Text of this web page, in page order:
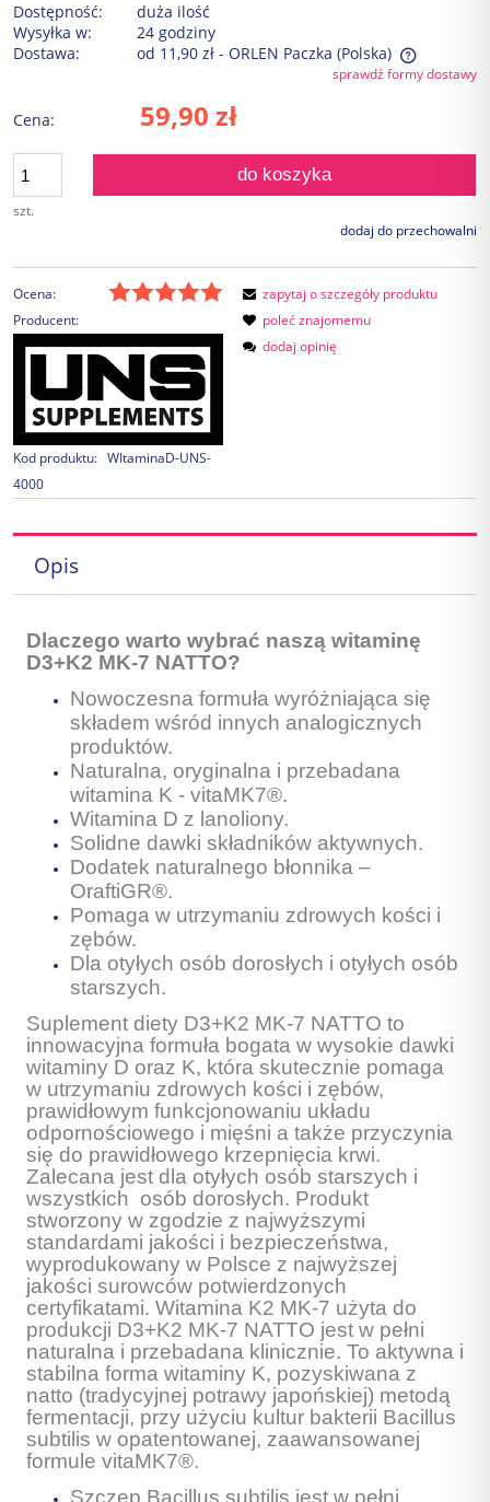
Dostępność:
duża ilość
Wysyłka w:
24 godziny
Dostawa:
od 11,90 zł - ORLEN Paczka (Polska)
Cena nie zawiera ewentualnych kosztów płatnościsprawdź formy dostawy
Cena: 59,90 zł
szt.
do koszyka
dodaj do przechowalni
Ocena:
Producent:
Kod produktu: WItaminaD-UNS-
4000
zapytaj o szczegóły produktu
poleć znajomemu
dodaj opinię
Opis
Dlaczego warto wybrać naszą witaminę
D3+K2 MK-7 NATTO?
Nowoczesna formuła wyróżniająca się
składem wśród innych analogicznych
produktów.
Naturalna, oryginalna i przebadana
witamina K - vitaMK7®.
Witamina D z lanoliony.
Solidne dawki składników aktywnych.
Dodatek naturalnego błonnika –
OraftiGR®.
Pomaga w utrzymaniu zdrowych kości i
zębów.
Dla otyłych osób dorosłych i otyłych osób
starszych.
Suplement diety D3+K2 MK-7 NATTO to
innowacyjna formuła bogata w wysokie dawki
witaminy D oraz K, która skutecznie pomaga
w utrzymaniu zdrowych kości i zębów,
prawidłowym funkcjonowaniu układu
odpornościowego i mięśni a także przyczynia
się do prawidłowego krzepnięcia krwi.
Zalecana jest dla otyłych osób starszych i
wszystkich osób dorosłych. Produkt
stworzony w zgodzie z najwyższymi
standardami jakości i bezpieczeństwa,
wyprodukowany w Polsce z najwyższej
jakości surowców potwierdzonych
certyfikatami. Witamina K2 MK-7 użyta do
produkcji D3+K2 MK-7 NATTO jest w pełni
naturalna i przebadana klinicznie. To aktywna i
stabilna forma witaminy K, pozyskiwana z
natto (tradycyjnej potrawy japońskiej) metodą
fermentacji, przy użyciu kultur bakterii Bacillus
subtilis w opatentowanej, zaawansowanej
formule vitaMK7®.
Szczep Bacillus subtilis jest w pełni